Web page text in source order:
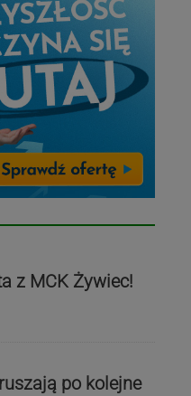
z MCK Żywiec!
po kolejne